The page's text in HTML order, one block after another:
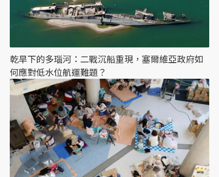
乾旱下的多瑙河：二戰沉船重現，塞爾維亞政府如
何應對低水位航運難題？